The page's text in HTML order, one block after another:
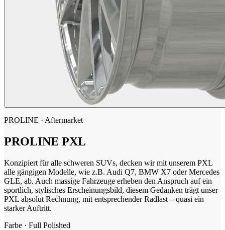
PROLINE · Aftermarket
PROLINE PXL
Konzipiert für alle schweren SUVs, decken wir mit unserem PXL
alle gängigen Modelle, wie z.B. Audi Q7, BMW X7 oder Mercedes
GLE, ab. Auch massige Fahrzeuge erheben den Anspruch auf ein
sportlich, stylisches Erscheinungsbild, diesem Gedanken trägt unser
PXL absolut Rechnung, mit entsprechender Radlast – quasi ein
starker Auftritt.
Farbe · Full Polished